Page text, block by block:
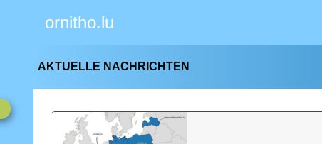
ornitho.lu
AKTUELLE NACHRICHTEN